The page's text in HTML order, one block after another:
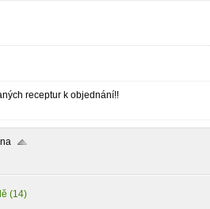
receptur k objednání!!
(14)